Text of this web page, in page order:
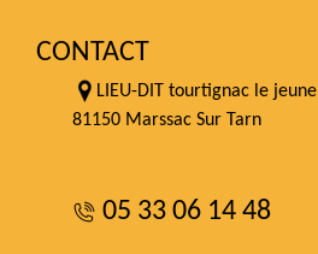
CONTACT
LIEU-DIT tourtignac le jeune
81150 Marssac Sur Tarn
05 33 06 14 48